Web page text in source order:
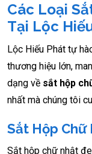
Các Loại
Tại Lộc
Lộc Hiếu Phát tự
thương hiệu lớn,
dạng về sắt hộp
nhất mà chúng tôi
Sắt Hộp
Sắt hộp chữ nhật